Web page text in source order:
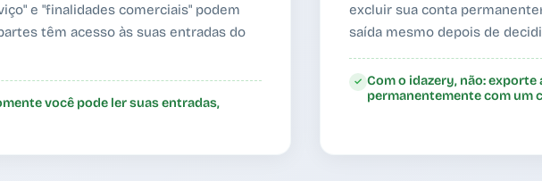
e "finalidades comerciais" podem
têm acesso às suas entradas do
você pode ler suas entradas,
excluir sua conta
saída mesmo depois de
✓ Com o idazery, não:
permanentemente com um